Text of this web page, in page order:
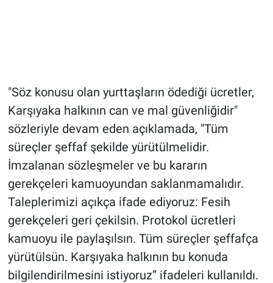
"Söz konusu olan yurttaşların ödediği ücretler,
Karşıyaka halkının can ve mal güvenliğidir"
sözleriyle devam eden açıklamada, "Tüm
süreçler şeffaf şekilde yürütülmelidir.
İmzalanan sözleşmeler ve bu kararın
gerekçeleri kamuoyundan saklanmamalıdır.
Taleplerimizi açıkça ifade ediyoruz: Fesih
gerekçeleri geri çekilsin. Protokol ücretleri
kamuoyu ile paylaşılsın. Tüm süreçler şeffafça
yürütülsün. Karşıyaka halkının bu konuda
bilgilendirilmesini istiyoruz” ifadeleri kullanıldı.